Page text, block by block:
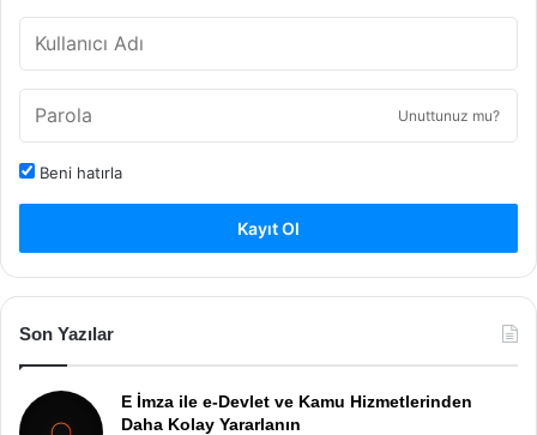
Unuttunuz mu?
Beni hatırla
Kayıt Ol
Son Yazılar
E İmza ile e-Devlet ve Kamu Hizmetlerinden
Daha Kolay Yararlanın